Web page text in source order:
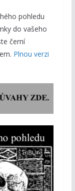
pohledu
do vašeho
černí
Plnou verzi